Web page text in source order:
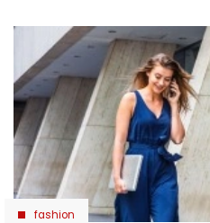
fashion